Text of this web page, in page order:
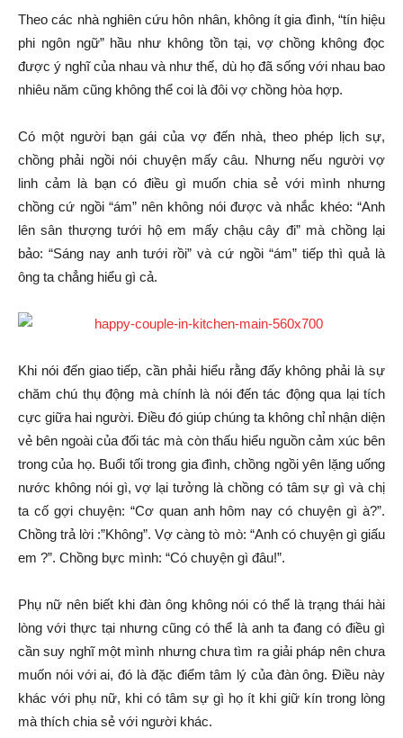
Theo các nhà nghiên cứu hôn nhân, không ít gia đình, “tín hiệu
phi ngôn ngữ” hầu như không tồn tại, vợ chồng không đọc
được ý nghĩ của nhau và như thế, dù họ đã sống với nhau bao
nhiêu năm cũng không thể coi là đôi vợ chồng hòa hợp.
Có một người bạn gái của vợ đến nhà, theo phép lịch sự,
chồng phải ngồi nói chuyện mấy câu. Nhưng nếu người vợ
linh cảm là bạn có điều gì muốn chia sẻ với mình nhưng
chồng cứ ngồi “ám” nên không nói được và nhắc khéo: “Anh
lên sân thượng tưới hộ em mấy chậu cây đi” mà chồng lại
bảo: “Sáng nay anh tưới rồi” và cứ ngồi “ám” tiếp thì quả là
ông ta chẳng hiểu gì cả.
Khi nói đến giao tiếp, cần phải hiểu rằng đấy không phải là sự
chăm chú thụ động mà chính là nói đến tác động qua lại tích
cực giữa hai người. Điều đó giúp chúng ta không chỉ nhận diện
vẻ bên ngoài của đối tác mà còn thấu hiểu nguồn cảm xúc bên
trong của họ. Buổi tối trong gia đình, chồng ngồi yên lặng uống
nước không nói gì, vợ lại tưởng là chồng có tâm sự gì và chị
ta cố gợi chuyện: “Cơ quan anh hôm nay có chuyện gì à?”.
Chồng trả lời :”Không”. Vợ càng tò mò: “Anh có chuyện gì giấu
em ?”. Chồng bực mình: “Có chuyện gì đâu!”.
Phụ nữ nên biết khi đàn ông không nói có thể là trạng thái hài
lòng với thực tại nhưng cũng có thể là anh ta đang có điều gì
cần suy nghĩ một mình nhưng chưa tìm ra giải pháp nên chưa
muốn nói với ai, đó là đặc điểm tâm lý của đàn ông. Điều này
khác với phụ nữ, khi có tâm sự gì họ ít khi giữ kín trong lòng
mà thích chia sẻ với người khác.